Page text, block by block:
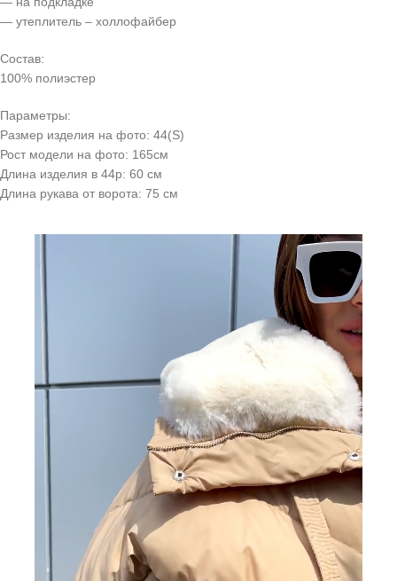
— утеплитель – холлофайбер
Состав:
100% полиэстер
Параметры:
Размер изделия на фото: 44(S)
Рост модели на фото: 165см
Длина изделия в 44р: 60 см
Длина рукава от ворота: 75 см